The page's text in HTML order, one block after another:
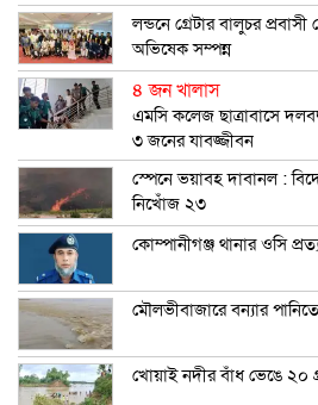
লন্ডনে গ্রেটার বালুচর
অভিষেক সম্পন্ন
৪ জন খালাস
এমসি কলেজ ছাত্রাবাসে
৩ জনের যাবজ্জীবন
স্পেনে ভয়াবহ দাবানল :
নিখোঁজ ২৩
কোম্পানীগঞ্জ থানার ওসি
মৌলভীবাজারে বন্যার
খোয়াই নদীর বাঁধ ভেঙে ২০